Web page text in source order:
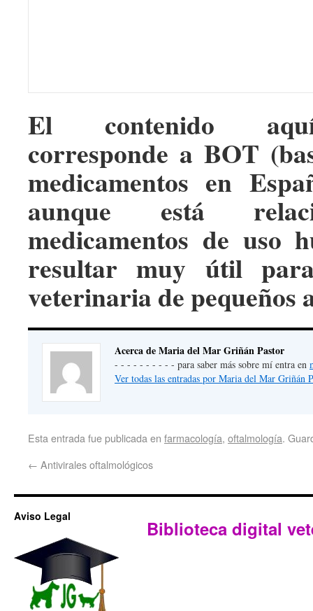
El contenido
corresponde a BOT
medicamentos en
aunque está
medicamentos de uso
resultar muy útil
veterinaria de pequeños
Acerca de Maria del Mar Griñán Pastor
- - - - - - - - - - para saber más sobre mí entra en
Ver todas las entradas por Maria del Mar Griñán
Esta entrada fue publicada en farmacología, oftalmología.
← Antivirales oftalmológicos
Aviso Legal
Biblioteca digital